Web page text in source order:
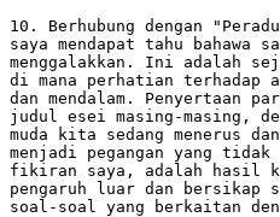
10. Berhubung dengan
saya mendapat tahu bahawa
menggalakkan. Ini adalah
di mana perhatian terhadap
dan mendalam. Penyertaan
judul esei masing-masing,
muda kita sedang menerus
menjadi pegangan yang
fikiran saya, adalah hasil
pengaruh luar dan bersikap
soal-soal yang berkaitan